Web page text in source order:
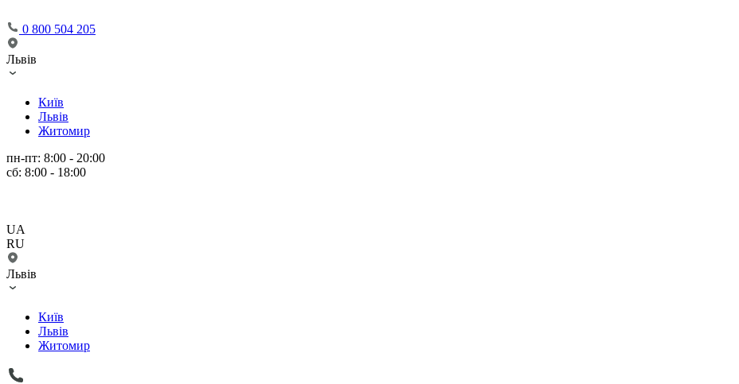
0 800 504 205
Львів
Київ
Львів
Житомир
пн-пт: 8:00 - 20:00
сб: 8:00 - 18:00
UA
RU
Львів
Київ
Львів
Житомир